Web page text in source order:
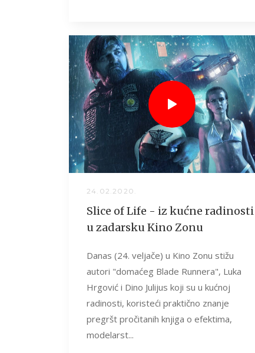
24.02.2020.
Slice of Life - iz kućne radinosti
u zadarsku Kino Zonu
Danas (24. veljače) u Kino Zonu stižu
autori "domaćeg Blade Runnera", Luka
Hrgović i Dino Julijus koji su u kućnoj
radinosti, koristeći praktično znanje
pregršt pročitanih knjiga o efektima,
modelarst...